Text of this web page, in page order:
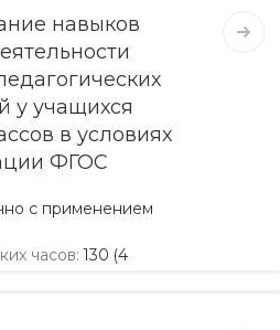
навыков
у учащихся
в условиях
ФГОС
с применением
часов: 130 (4